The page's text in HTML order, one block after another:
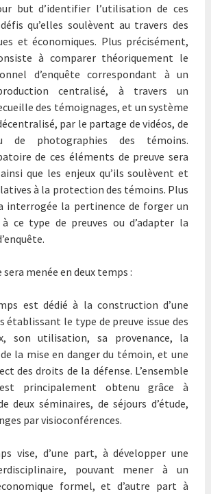
but d’identifier l’utilisation de ces
qu’elles soulèvent au travers des
et économiques. Plus précisément,
à comparer théoriquement le
d’enquête correspondant à un
centralisé, à travers un
des témoignages, et un système
par le partage de vidéos, de
de photographies des témoins.
de ces éléments de preuve sera
que les enjeux qu’ils soulèvent et
à la protection des témoins. Plus
interrogée la pertinence de forger un
ce type de preuves ou d’adapter la
menée en deux temps :
est dédié à la construction d’une
établissant le type de preuve issue des
son utilisation, sa provenance, la
la mise en danger du témoin, et une
des droits de la défense. L’ensemble
principalement obtenu grâce à
deux séminaires, de séjours d’étude,
par visioconférences.
vise, d’une part, à développer une
pouvant mener à un
formel, et d’autre part à